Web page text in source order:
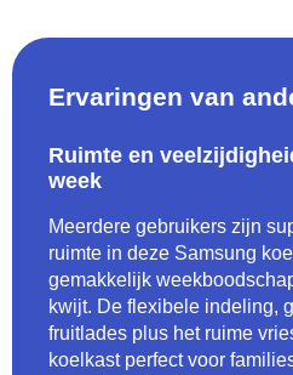
Ervaringen van
Ruimte en
week
Meerdere gebruikers zijn
ruimte in deze Samsung
gemakkelijk
kwijt. De flexibele indeling,
fruitlades plus het ruime
koelkast perfect voor